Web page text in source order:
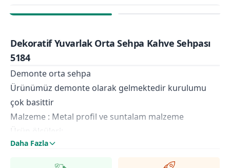
Ücretsiz Kargo
Kurumsal Faturaya Uygun
Dekoratif Yuvarlak Orta Sehpa Kahve Sehpası
5184
Demonte orta sehpa
Ürünümüz demonte olarak gelmektedir kurulumu
çok basittir
Malzeme : Metal profil ve suntalam malzeme
Ürün ölçüleri;
Genişlik: 65 cm
Daha Fazla